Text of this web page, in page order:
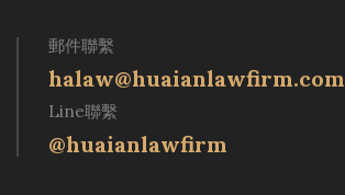
郵件聯繫
halaw@huaianlawfirm.com
Line聯繫
@huaianlawfirm